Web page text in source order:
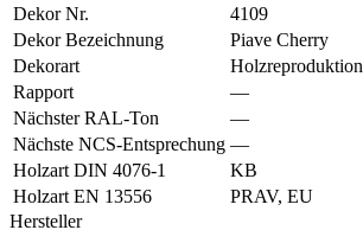
Dekor Nr.
4109
Dekor Bezeichnung
Piave Cherry
Dekorart
Holzreproduktion
Rapport
—
Nächster RAL-Ton
—
Nächste NCS-Entsprechung —
Holzart DIN 4076-1
KB
Holzart EN 13556
PRAV, EU
Hersteller